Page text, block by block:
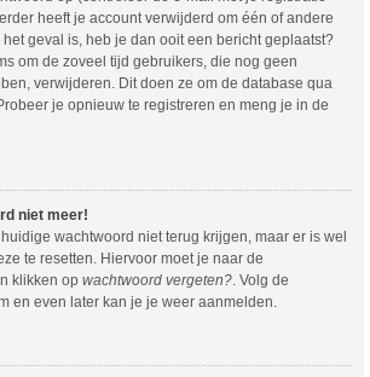
heeft je account verwijderd om één of andere
geval is, heb je dan ooit een bericht geplaatst?
om de zoveel tijd gebruikers, die nog geen
verwijderen. Dit doen ze om de database qua
je opnieuw te registreren en meng je in de
niet meer!
wachtwoord niet terug krijgen, maar er is wel
te resetten. Hiervoor moet je naar de
klikken op wachtwoord vergeten?. Volg de
en even later kan je je weer aanmelden.